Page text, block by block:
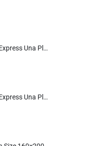
Colchón con Sommier Box Express Una Plaza 080×190
Colchón con Sommier Box Express Una Plaza 090×190